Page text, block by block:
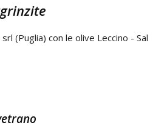
(Puglia) con le olive Leccino - Sal